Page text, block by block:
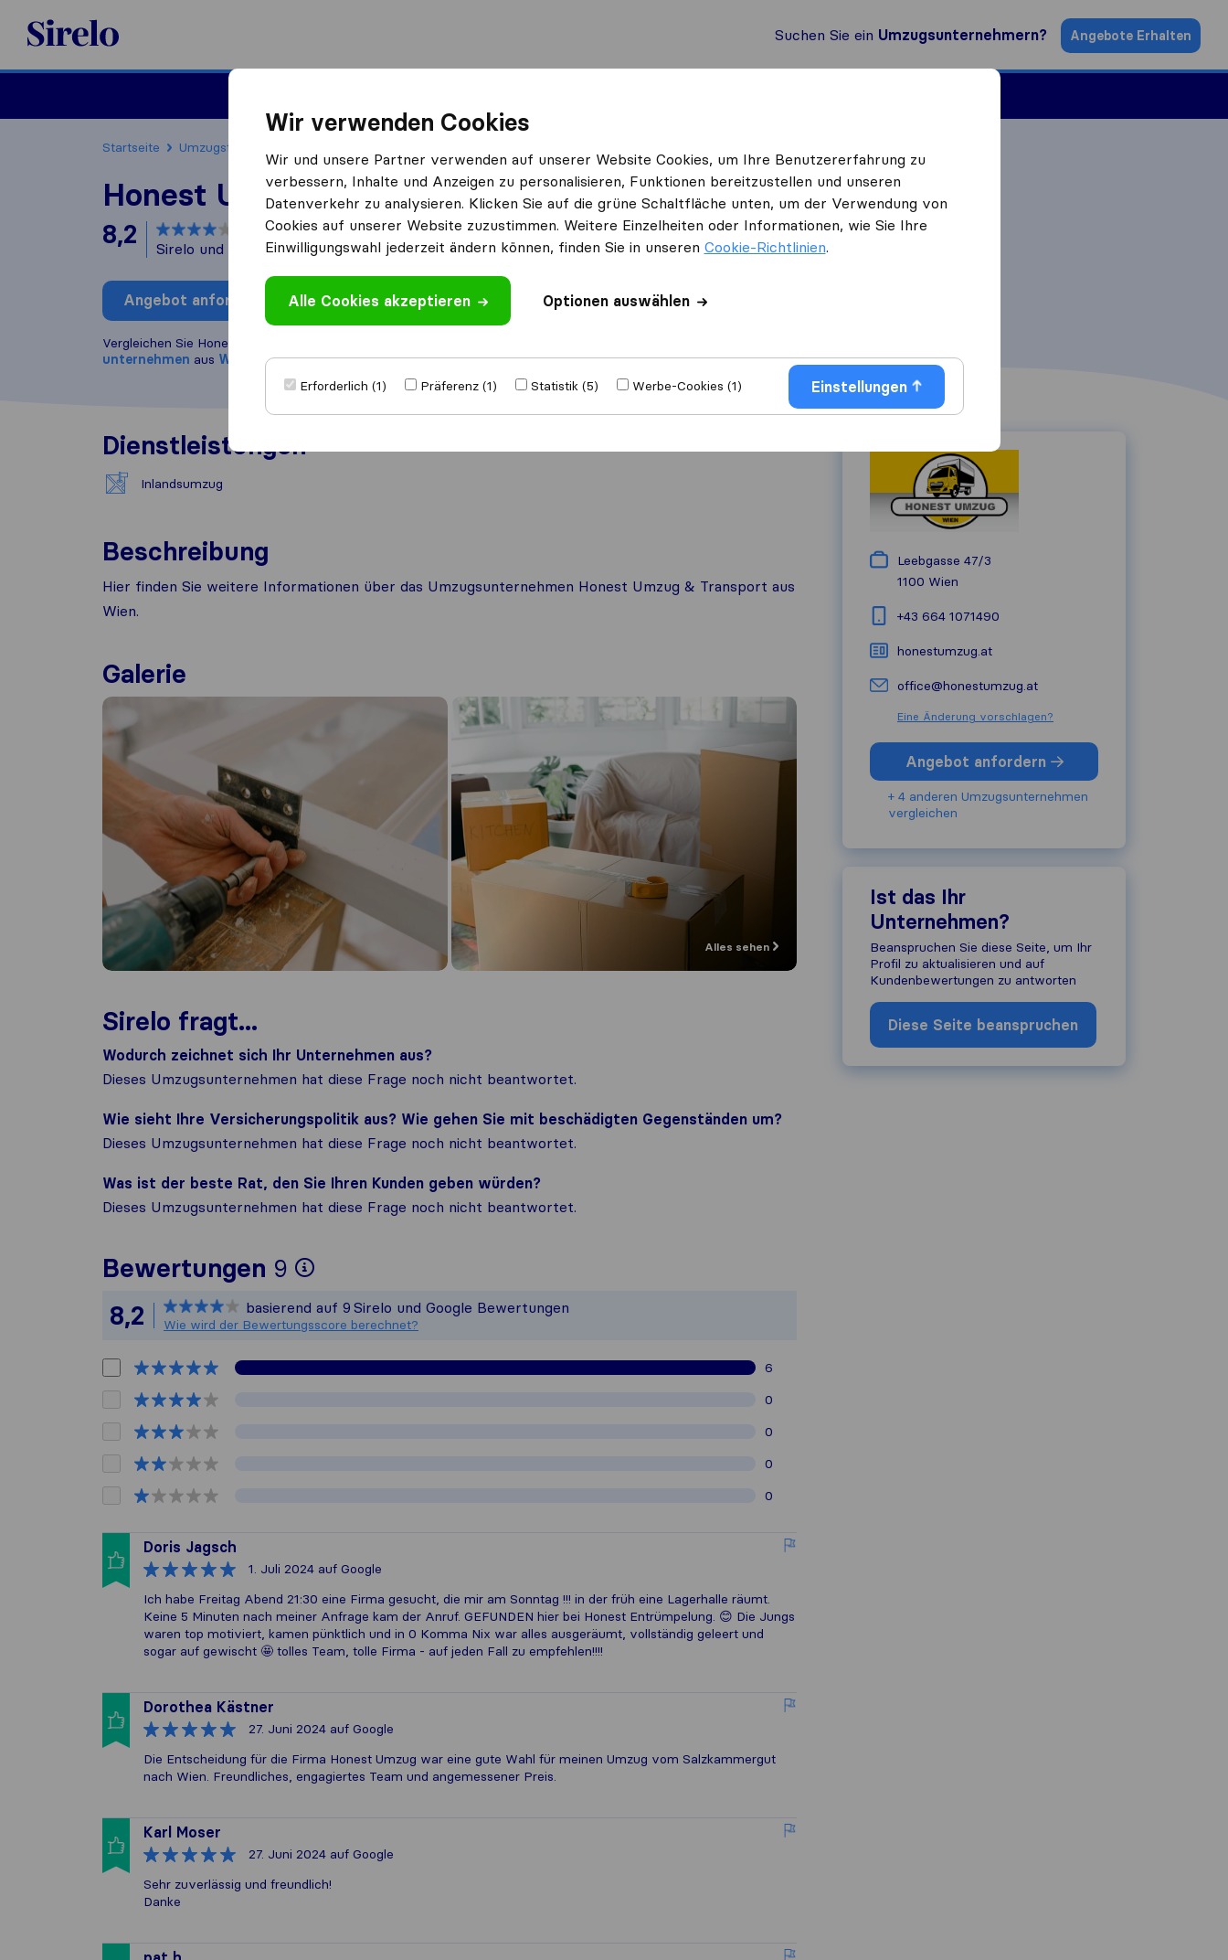
Sirelo.at
Suchen Sie ein Umzugsunternehmern? Angebote Erhalten
Startseite Umzugsfirmen
Honest Umzug & Transport
8,2 basierend auf9
Sirelo und Google Bewertungen
Angebot anfordern Bewertung schreiben
Vergleichen Sie Honest Umzug & Transport mit anderen
unternehmen aus Wien
Dienstleistungen
Inlandsumzug
Beschreibung
Hier finden Sie weitere Informationen über das Umzugsunternehmen Honest Umzug & Transport aus
Wien.
Galerie
Alles sehen
Sirelo fragt...
Wodurch zeichnet sich Ihr Unternehmen aus?
Dieses Umzugsunternehmen hat diese Frage noch nicht beantwortet.
Wie sieht Ihre Versicherungspolitik aus? Wie gehen Sie mit beschädigten Gegenständen um?
Dieses Umzugsunternehmen hat diese Frage noch nicht beantwortet.
Was ist der beste Rat, den Sie Ihren Kunden geben würden?
Dieses Umzugsunternehmen hat diese Frage noch nicht beantwortet.
Bewertungen 9
Um Ihnen ein vollständiges Bild von der Qualität eines Umzugsunternehmens
Alle gesammelten Kundenbewertungen von Nutzern von Sirelo unterliegen
8,2 basierend auf 9 Sirelo und Google Bewertungen
Wie wird der Bewertungsscore berechnet?
6
0
0
0
0
Doris Jagsch
1. Juli 2024 auf Google
Ich habe Freitag Abend 21:30 eine Firma gesucht, die mir am Sonntag !!! in der früh eine Lagerhalle räumt.
Keine 5 Minuten nach meiner Anfrage kam der Anruf. GEFUNDEN hier bei Honest Entrümpelung. 😊 Die Jungs
waren top motiviert, kamen pünktlich und in 0 Komma Nix war alles ausgeräumt, vollständig geleert und
sogar auf gewischt 🤩 tolles Team, tolle Firma - auf jeden Fall zu empfehlen!!!!
Dorothea Kästner
27. Juni 2024 auf Google
Die Entscheidung für die Firma Honest Umzug war eine gute Wahl für meinen Umzug vom Salzkammergut
nach Wien. Freundliches, engagiertes Team und angemessener Preis.
Karl Moser
27. Juni 2024 auf Google
Sehr zuverlässig und freundlich!
Danke
Leebgasse 47/3
1100 Wien
+43 664 1071490
honestumzug.at
office@honestumzug.at
Eine Änderung vorschlagen?
Angebot anfordern
+ 4 anderen Umzugs​unternehmen
vergleichen
Ist das Ihr
Unternehmen?
Beanspruchen Sie diese Seite, um Ihr
Profil zu aktualisieren und auf
Kundenbewertungen zu antworten
Diese Seite beanspruchen
Wir verwenden Cookies
Wir und unsere Partner verwenden auf unserer Website Cookies, um Ihre Benutzererfahrung zu
verbessern, Inhalte und Anzeigen zu personalisieren, Funktionen bereitzustellen und unseren
Datenverkehr zu analysieren. Klicken Sie auf die grüne Schaltfläche unten, um der Verwendung von
Cookies auf unserer Website zuzustimmen. Weitere Einzelheiten oder Informationen, wie Sie Ihre
Einwilligungswahl jederzeit ändern können, finden Sie in unseren Cookie-Richtlinien.
Alle Cookies akzeptieren Optionen auswählen
Erforderlich (1) Präferenz (1) Statistik (5) Werbe-Cookies (1) Einstellungen